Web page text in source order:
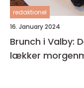
redaktionel
16. January 2024
Brunch i Valby:
lækker